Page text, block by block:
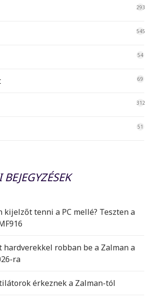
293
545
54
69
312
51
kijelzőt tenni a PC mellé? Teszten a
hardverekkel robban be a Zalman a
ra
érkeznek a Zalman-tól